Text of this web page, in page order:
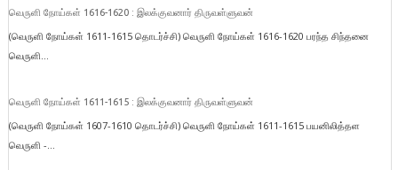
வெருளி நோய்கள் 1616-1620 : இலக்குவனார் திருவள்ளுவன்
(வெருளி நோய்கள் 1611-1615 தொடர்ச்சி) வெருளி நோய்கள் 1616-1620 பரந்த சிந்தனை
வெருளி...
வெருளி நோய்கள் 1611-1615 : இலக்குவனார் திருவள்ளுவன்
(வெருளி நோய்கள் 1607-1610 தொடர்ச்சி) வெருளி நோய்கள் 1611-1615 பயனிலித்தள
வெருளி -...